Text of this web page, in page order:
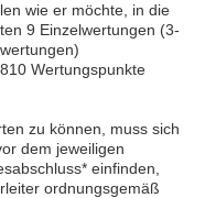
wie er möchte, in die
9 Einzelwertungen (3-
Wertungspunkte
zu können, muss sich
dem jeweiligen
einfinden,
ordnungsgemäß